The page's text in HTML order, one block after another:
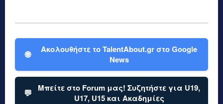
🌐
Ακολουθήστε το TalentAbout.gr στο Google
News
💬
Μπείτε στο Forum μας! Συζητήστε για U19,
U17, U15 και Ακαδημίες